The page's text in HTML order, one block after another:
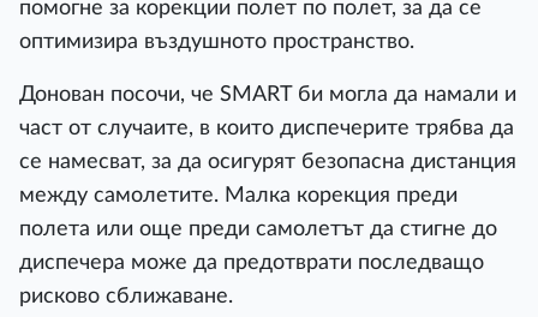
помогне за корекции полет по полет, за да се
оптимизира въздушното пространство.
Донован посочи, че SMART би могла да намали и
част от случаите, в които диспечерите трябва да
се намесват, за да осигурят безопасна дистанция
между самолетите. Малка корекция преди
полета или още преди самолетът да стигне до
диспечера може да предотврати последващо
рисково сближаване.